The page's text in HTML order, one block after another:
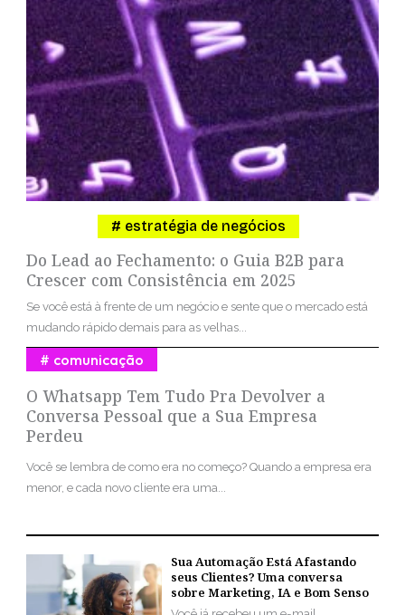
Do Lead ao Fechamento: o Guia B2B para
Crescer com Consistência em 2025
estratégia de negócios
Se você está à frente de um negócio e sente que o mercado está
mudando rápido demais para as velhas...
O Whatsapp Tem Tudo Pra Devolver a
Conversa Pessoal que a Sua Empresa
Perdeu
comunicação
Você se lembra de como era no começo? Quando a empresa era
menor, e cada novo cliente era uma...
Sua Automação Está Afastando
seus Clientes? Uma conversa
sobre Marketing, IA e Bom Senso